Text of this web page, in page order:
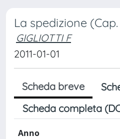
La spedizione
GIGLIOTTI F
2011-01-01
Scheda breve
Scheda completa
Anno